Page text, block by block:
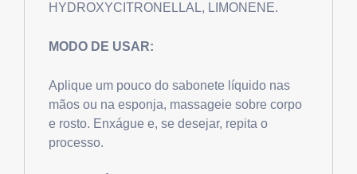
HYDROXYCITRONELLAL, LIMONENE.
MODO DE USAR:
Aplique um pouco do sabonete líquido nas
mãos ou na esponja, massageie sobre corpo
e rosto. Enxágue e, se desejar, repita o
processo.